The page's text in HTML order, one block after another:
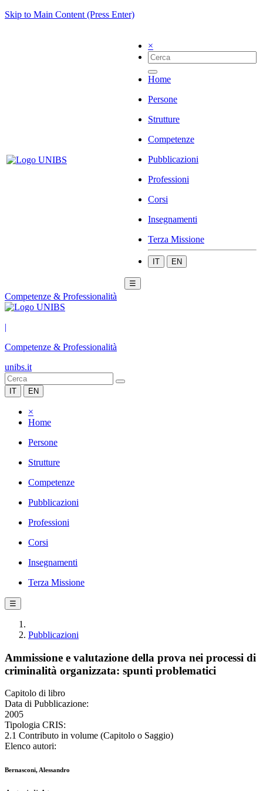
Skip to Main Content (Press Enter)
×
Home
Persone
Strutture
Competenze
Pubblicazioni
Professioni
Corsi
Insegnamenti
Terza Missione
IT EN
☰
Competenze & Professionalità
|
Competenze & Professionalità
unibs.it
IT EN
×
Home
Persone
Strutture
Competenze
Pubblicazioni
Professioni
Corsi
Insegnamenti
Terza Missione
☰
Pubblicazioni
Ammissione e valutazione della prova nei processi di
criminalità organizzata: spunti problematici
Capitolo di libro
Data di Pubblicazione:
2005
Tipologia CRIS:
2.1 Contributo in volume (Capitolo o Saggio)
Elenco autori:
Bernasconi, Alessandro